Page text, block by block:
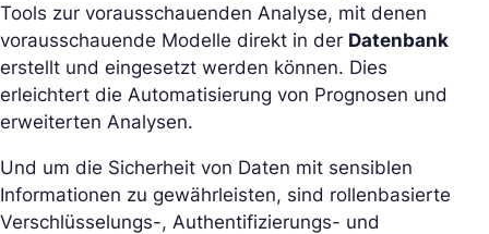
Tools zur vorausschauenden Analyse, mit denen
vorausschauende Modelle direkt in der Datenbank
erstellt und eingesetzt werden können. Dies
erleichtert die Automatisierung von Prognosen und
erweiterten Analysen.
Und um die Sicherheit von Daten mit sensiblen
Informationen zu gewährleisten, sind rollenbasierte
Verschlüsselungs-, Authentifizierungs- und